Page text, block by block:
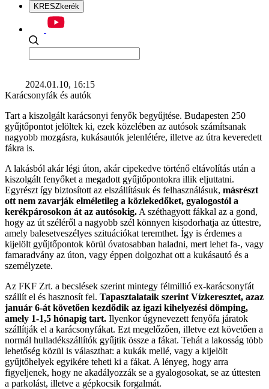
KRESZkerék
2024.01.10, 16:15
Karácsonyfák és autók
Tart a kiszolgált karácsonyi fenyők begyűjtése. Budapesten 250
gyűjtőpontot jelöltek ki, ezek közelében az autósok számítsanak
nagyobb mozgásra, kukásautók jelenlétére, illetve az útra keveredett
fákra is.
A lakásból akár légi úton, akár cipekedve történő eltávolítás után a
kiszolgált fenyőket a megadott gyűjtőpontokra illik eljuttatni.
Egyrészt így biztosított az elszállításuk és felhasználásuk, másrészt
ott nem zavarják elméletileg a közlekedőket, gyalogostól a
kerékpárosokon át az autósokig. A széthagyott fákkal az a gond,
hogy az út széléről a nagyobb szél könnyen kisodorhatja az úttestre,
amely balesetveszélyes szituációkat teremthet. Így is érdemes a
kijelölt gyűjtőpontok körül óvatosabban haladni, mert lehet fa-, vagy
famaradvány az úton, vagy éppen dolgozhat ott a kukásautó és a
személyzete.
Az FKF Zrt. a becslések szerint mintegy félmillió ex-karácsonyfát
szállít el és hasznosít fel. Tapasztalataik szerint Vízkeresztet, azaz
január 6-át követően kezdődik az igazi kihelyezési dömping,
amely 1-1,5 hónapig tart. Ilyenkor úgynevezett fenyőfa járatok
szállítják el a karácsonyfákat. Ezt megelőzően, illetve ezt követően a
normál hulladékszállítók gyűjtik össze a fákat. Tehát a lakosság több
lehetőség közül is választhat: a kukák mellé, vagy a kijelölt
gyűjtőhelyek egyikére teheti ki a fákat. A lényeg, hogy arra
figyeljenek, hogy ne akadályozzák se a gyalogosokat, se az úttesten
a parkolást, illetve a gépkocsik forgalmát.